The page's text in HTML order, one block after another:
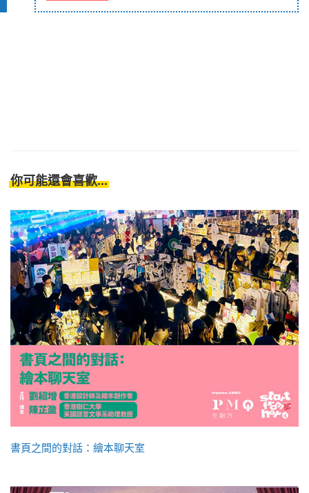
你可能還會喜歡...
書頁之間的對話：繪本聊天室